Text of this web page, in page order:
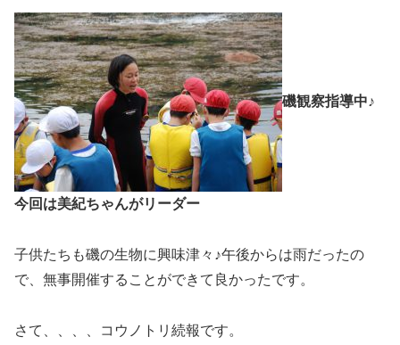
磯観察指導中♪
今回は美紀ちゃんがリーダー
子供たちも磯の生物に興味津々♪午後からは雨だったの
で、無事開催することができて良かったです。
さて、、、、コウノトリ続報です。